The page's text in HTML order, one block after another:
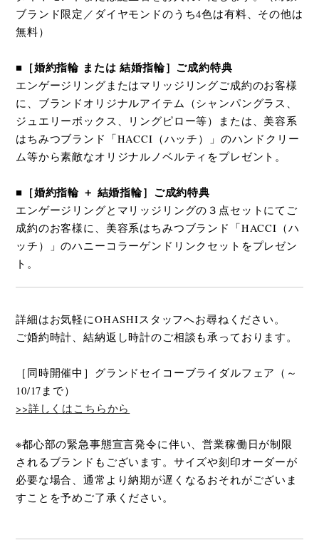
ブランド限定／ダイヤモンドのうち4色は有料、その他は
無料）
■［婚約指輪 または 結婚指輪］ご成約特典
エンゲージリングまたはマリッジリングご成約のお客様
に、ブランドオリジナルアイテム（シャンパングラス、
ジュエリーボックス、リングピロー等）または、美容系
はちみつブランド「HACCI（ハッチ）」のハンドクリー
ム等から素敵なオリジナルノベルティをプレゼント。
■［婚約指輪 ＋ 結婚指輪］ご成約特典
エンゲージリングとマリッジリングの３点セットにてご
成約のお客様に、美容系はちみつブランド「HACCI（ハ
ッチ）」のハニーコラーゲンドリンクセットをプレゼン
ト。
詳細はお気軽にOHASHIスタッフへお尋ねください。
ご婚約時計、結納返し時計のご相談も承っております。
［同時開催中］グランドセイコーブライダルフェア（～
10/17まで）
>>詳しくはこちらから
※都心部の緊急事態宣言発令に伴い、営業稼働日が制限
されるブランドもございます。サイズや刻印オーダーが
必要な場合、通常より納期が遅くなるおそれがございま
すことを予めご了承ください。